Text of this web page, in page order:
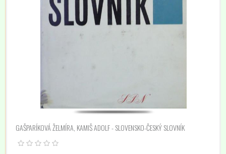
GAŠPARÍKOVÁ ŽELMÍRA, KAMIŠ ADOLF - SLOVENSKO-ČESKÝ SLOVNÍK